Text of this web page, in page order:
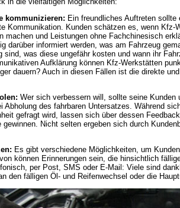
kommunizieren: Ein freundliches Auftreten
Kommunikation. Kunden schätzen es, wenn Kfz-
machen und Leistungen ohne Fachchinesisch
darüber informiert werden, was am Fahrzeug
sind, was diese ungefähr kosten und wann ihr
Aufklärung können Kfz-Werkstätten
dauern? Auch in diesen Fällen ist die direkte
Wer sich verbessern will, sollte seine Kunden
Abholung des fahrbaren Untersatzes. Während
gefragt wird, lassen sich über dessen
gewinnen. Nicht selten ergeben sich durch
Es gibt verschiedene Möglichkeiten, um
können Erinnerungen sein, die hinsichtlich
per Post, SMS oder E-Mail: Viele sind
den fälligen Öl- und Reifenwechsel oder die